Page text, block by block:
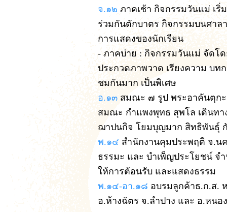
จ.๑๒ ภาคเช้า กิจกรรมวันแม่ เริ่
ร่วมกันตักบาตร กิจกรรมบนศาล
การแสดงของนักเรียน
- ภาคบ่าย : กิจกรรมวันแม่ จัดโ
ประกวดภาพวาด เรียงความ บท
ชมกันมาก เป็นพิเศษ
อ.๑๓ สมณะ ๗ รูป พระอาคันตุก
สมณะ กำแพงพุทธ สุพโล เดินทา
ฌาปนกิจ โยมบุญมาก สิทธิพันธุ์
พ.๑๔ สำนักงานคุมประพฤติ จ.น
ธรรมะ และ บำเพ็ญประโยชน์
ให้การต้อนรับ และแสดงธรรม
พ.๑๔-อา.๑๘ อบรมลูกค้าธ.ก.ส.
อ.ห้างฉัตร จ.ลำปาง และ อ.หน